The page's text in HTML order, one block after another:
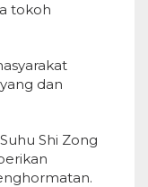
tokoh
dan
Shi Zong